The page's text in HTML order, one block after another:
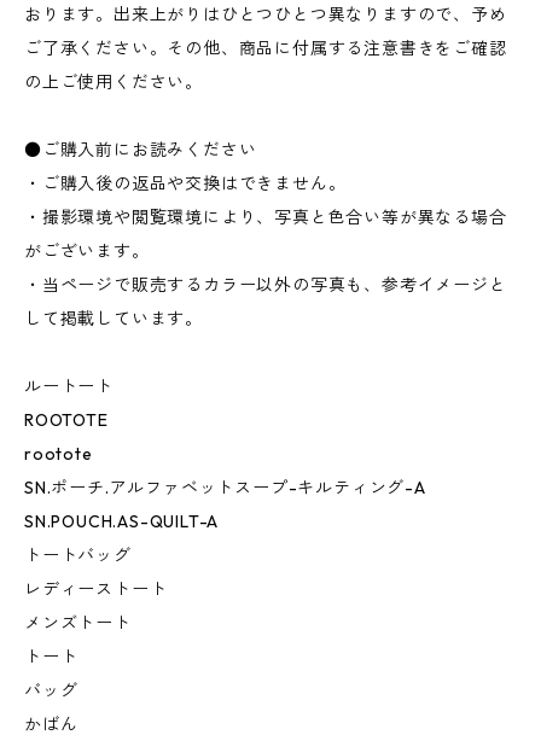
おります。出来上がりはひとつひとつ異なりますので、予め
ご了承ください。その他、商品に付属する注意書きをご確認
の上ご使用ください。
●ご購入前にお読みください
・ご購入後の返品や交換はできません。
・撮影環境や閲覧環境により、写真と色合い等が異なる場合
がございます。
・当ページで販売するカラー以外の写真も、参考イメージと
して掲載しています。
ルートート
ROOTOTE
rootote
SN.ポーチ.アルファベットスープ-キルティング-A
SN.POUCH.AS-QUILT-A
トートバッグ
レディーストート
メンズトート
トート
バッグ
かばん